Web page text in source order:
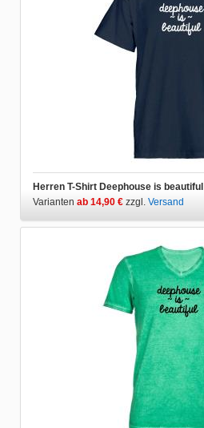
Herren T-Shirt Deephouse is beautiful
Varianten ab 14,90 € zzgl. Versand